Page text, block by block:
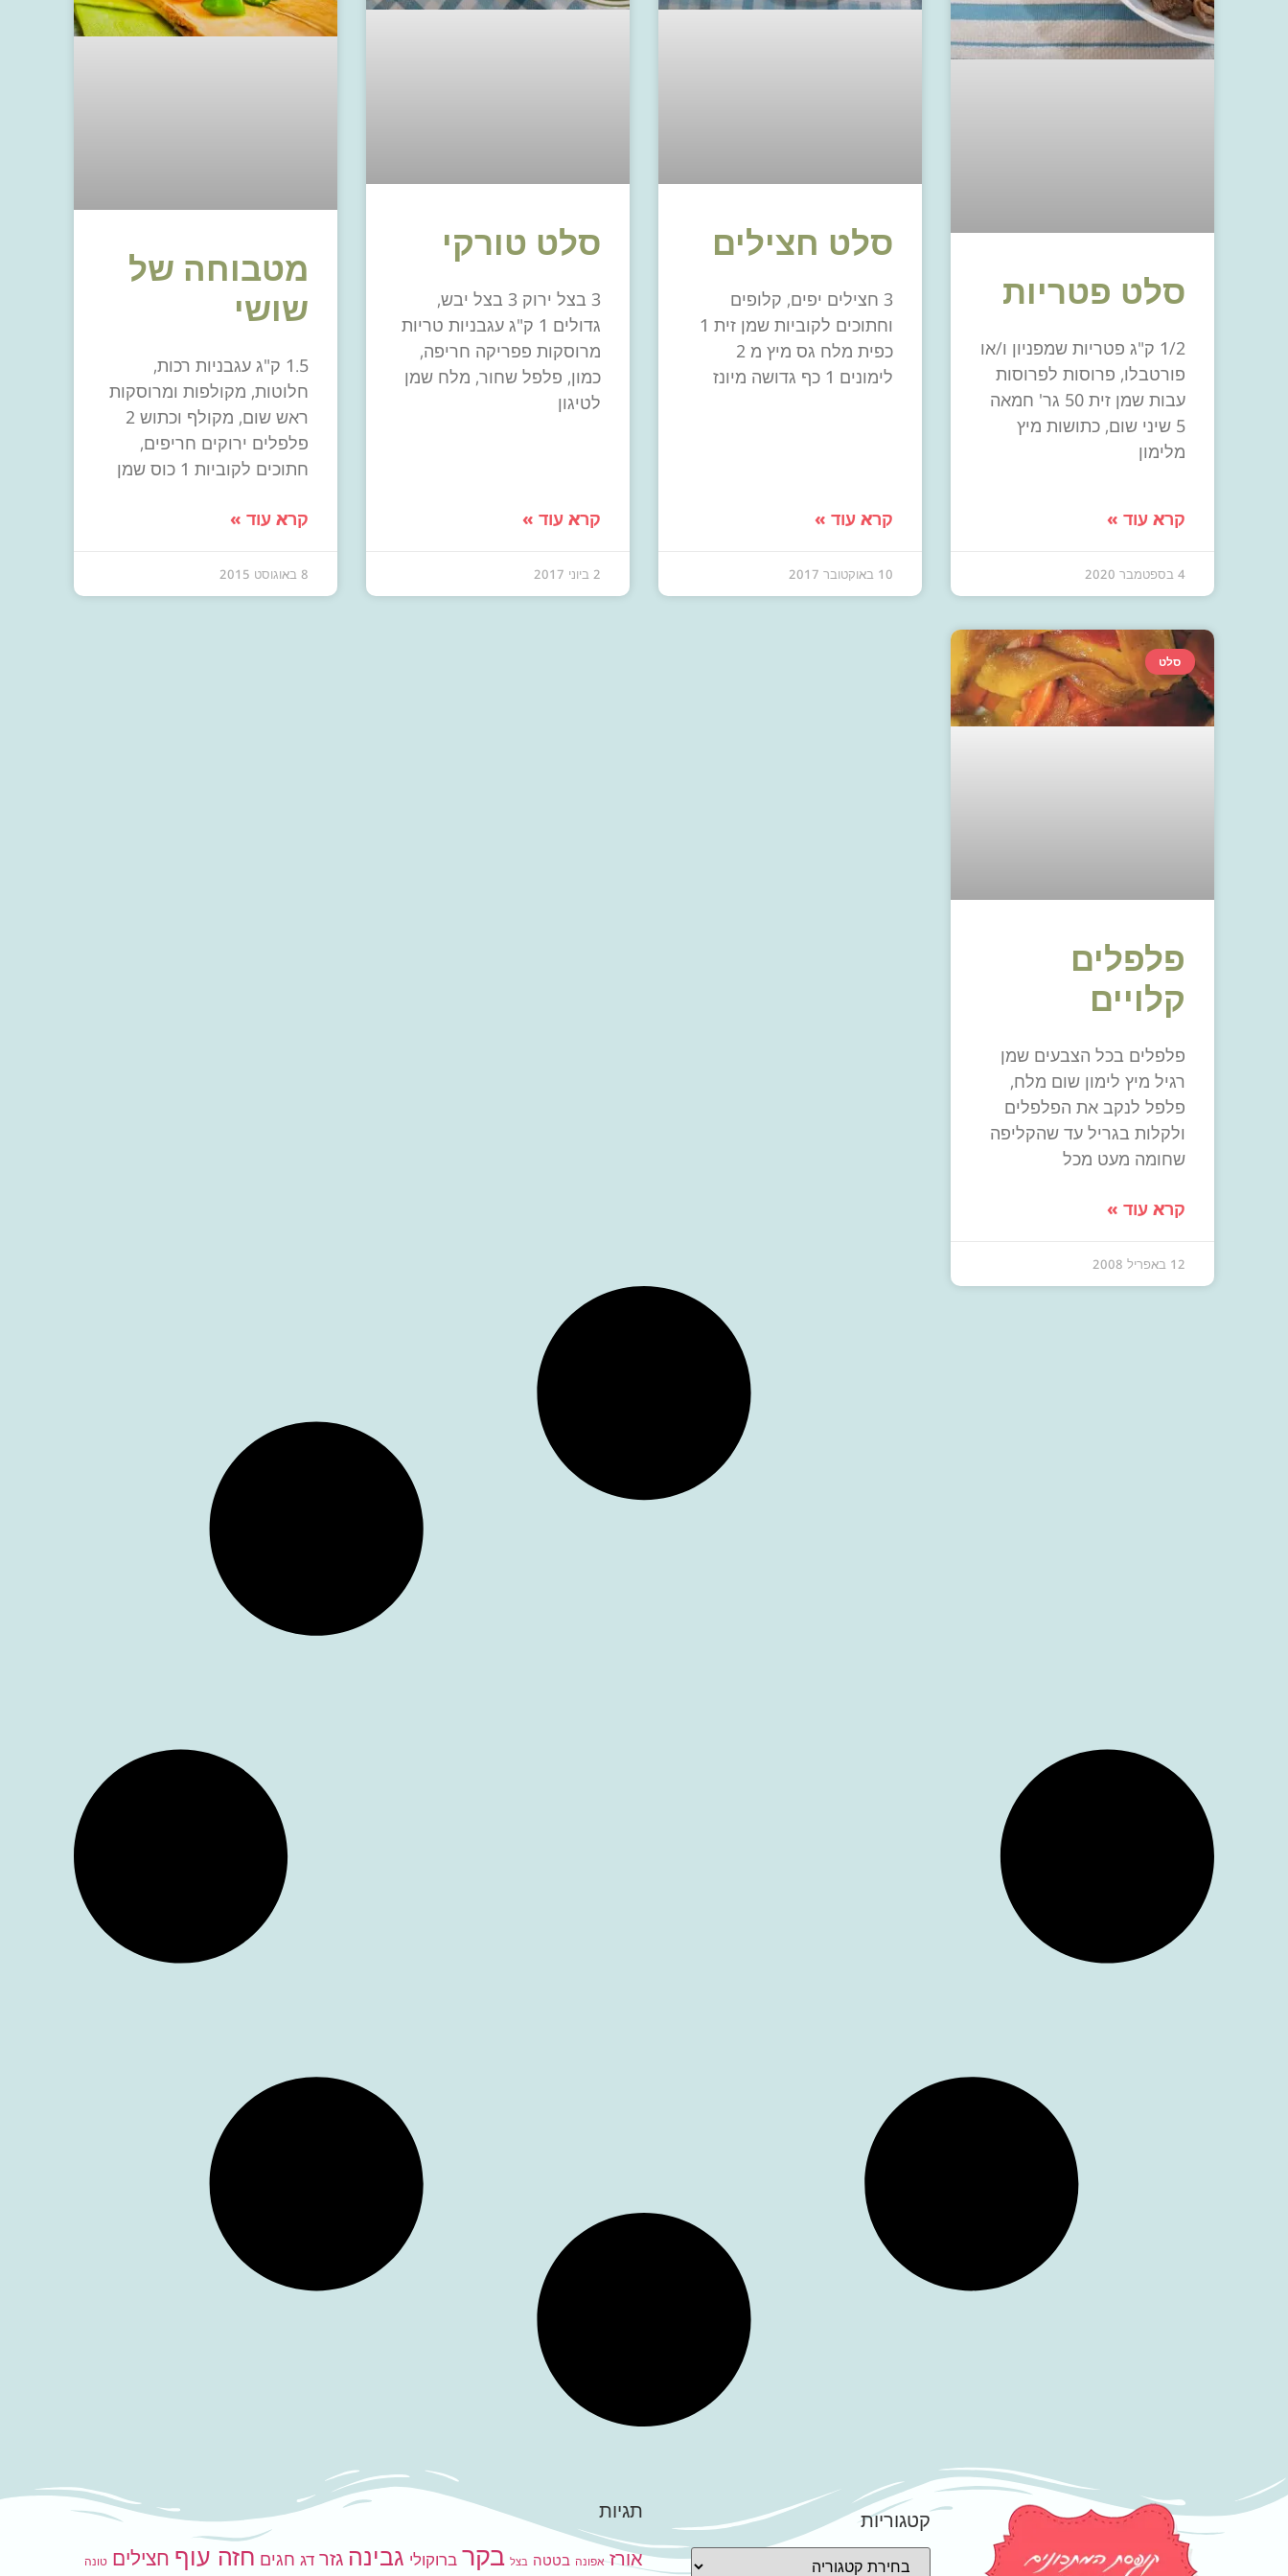
סלט פטריות
1/2 ק"ג פטריות שמפניון ו/או
פורטבלו, פרוסות לפרוסות
עבות שמן זית 50 גר' חמאה
5 שיני שום, כתושות מיץ
מלימון
קרא עוד »
4 בספטמבר 2020
סלט חצילים
3 חצילים יפים, קלופים
וחתוכים לקוביות שמן זית 1
כפית מלח גס מיץ מ 2
לימונים 1 כף גדושה מיונז
קרא עוד »
10 באוקטובר 2017
סלט טורקי
3 בצל ירוק 3 בצל יבש,
גדולים 1 ק"ג עגבניות טריות
מרוסקות פפריקה חריפה,
כמון, פלפל שחור, מלח שמן
לטיגון
קרא עוד »
2 ביוני 2017
מטבוחה של
שושי
1.5 ק"ג עגבניות רכות,
חלוטות, מקולפות ומרוסקות
ראש שום, מקולף וכתוש 2
פלפלים ירוקים חריפים,
חתוכים לקוביות 1 כוס שמן
קרא עוד »
8 באוגוסט 2015
סלט
פלפלים
קלויים
פלפלים בכל הצבעים שמן
רגיל מיץ לימון שום מלח,
פלפל לנקב את הפלפלים
ולקלות בגריל עד שהקליפה
שחומה מעט מכל
קרא עוד »
12 באפריל 2008
קטגוריות תגיות
אורז אפונה בטטה בצל בקר ברוקולי גבינה גזר דג חגים חזה עוף חצילים טונה